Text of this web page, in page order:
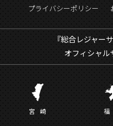
プライバシーポリシー
『総合レジャー
オフィシャル
宮 崎 福